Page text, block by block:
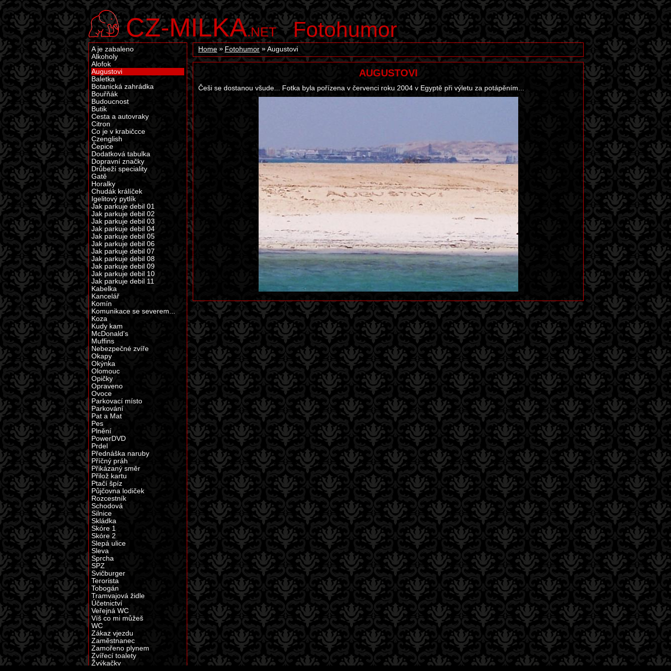
CZ-MILKA.NET Fotohumor
Home Fotohumor Augustovi
AUGUSTOVI
Češi se dostanou všude... Fotka byla pořízena v červenci roku 2004 v Egyptě při výletu za potápěním...
A je zabaleno
Alkoholy
Alofok
Augustovi
Baletka
Botanická zahrádka
Bouřňák
Budoucnost
Butik
Cesta a autovraky
Citron
Co je v krabičcce
Czenglish
Čepice
Dodatková tabulka
Dopravní značky
Drůbeží speciality
Gatě
Horalky
Chudák králíček
Igelitový pytlík
Jak parkuje debil 01
Jak parkuje debil 02
Jak parkuje debil 03
Jak parkuje debil 04
Jak parkuje debil 05
Jak parkuje debil 06
Jak parkuje debil 07
Jak parkuje debil 08
Jak parkuje debil 09
Jak parkuje debil 10
Jak parkuje debil 11
Kabelka
Kancelář
Komín
Komunikace se severem...
Koza
Kudy kam
McDonald's
Muffins
Nebezpečné zvíře
Okapy
Okýnka
Olomouc
Opičky
Opraveno
Ovoce
Parkovací místo
Parkování
Pat a Mat
Pes
Plnění
PowerDVD
Prdel
Přednáška naruby
Příčný práh
Přikázaný směr
Přilož kartu
Ptačí špíz
Půjčovna lodiček
Rozcestník
Schodová
Silnice
Skládka
Skóre 1
Skóre 2
Slepá ulice
Sleva
Sprcha
SPZ
Svičburger
Terorista
Tobogán
Tramvajová židle
Účetnictví
Veřejná WC
Víš co mi můžeš
WC
Zákaz vjezdu
Zaměstnanec
Zamořeno plynem
Zvířecí toalety
Žvýkačky